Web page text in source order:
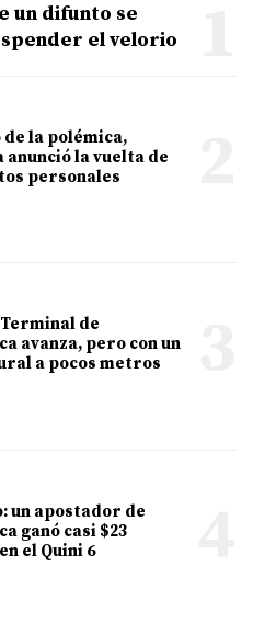
un difunto se
el velorio
de la polémica,
anunció la vuelta de
personales
de
avanza, pero con un
a pocos metros
un apostador de
ganó casi $23
el Quini 6